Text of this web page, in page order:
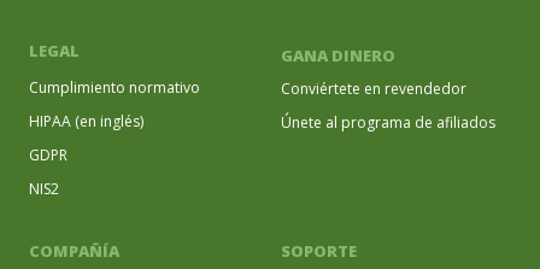
LEGAL
Cumplimiento normativo
HIPAA (en inglés)
GDPR
NIS2
GANA DINERO
Conviértete en revendedor
Únete al programa de afiliados
COMPAÑÍA SOPORTE